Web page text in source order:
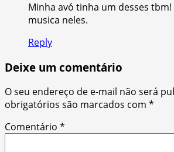
Minha avó tinha um desses
musica neles.
Reply
Deixe um comentário
O seu endereço de e-mail não será
obrigatórios são marcados com *
Comentário *